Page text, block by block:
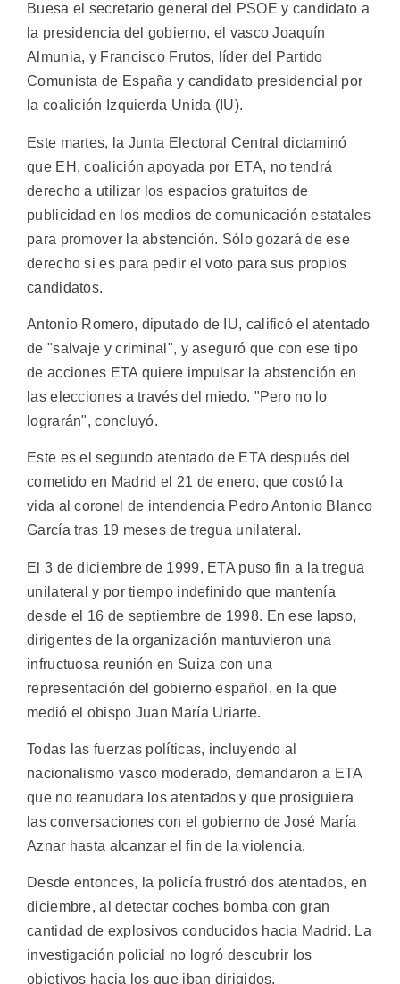
Buesa el secretario general del PSOE y candidato a
la presidencia del gobierno, el vasco Joaquín
Almunia, y Francisco Frutos, líder del Partido
Comunista de España y candidato presidencial por
la coalición Izquierda Unida (IU).
Este martes, la Junta Electoral Central dictaminó
que EH, coalición apoyada por ETA, no tendrá
derecho a utilizar los espacios gratuitos de
publicidad en los medios de comunicación estatales
para promover la abstención. Sólo gozará de ese
derecho si es para pedir el voto para sus propios
candidatos.
Antonio Romero, diputado de IU, calificó el atentado
de "salvaje y criminal", y aseguró que con ese tipo
de acciones ETA quiere impulsar la abstención en
las elecciones a través del miedo. "Pero no lo
lograrán", concluyó.
Este es el segundo atentado de ETA después del
cometido en Madrid el 21 de enero, que costó la
vida al coronel de intendencia Pedro Antonio Blanco
García tras 19 meses de tregua unilateral.
El 3 de diciembre de 1999, ETA puso fin a la tregua
unilateral y por tiempo indefinido que mantenía
desde el 16 de septiembre de 1998. En ese lapso,
dirigentes de la organización mantuvieron una
infructuosa reunión en Suiza con una
representación del gobierno español, en la que
medió el obispo Juan María Uriarte.
Todas las fuerzas políticas, incluyendo al
nacionalismo vasco moderado, demandaron a ETA
que no reanudara los atentados y que prosiguiera
las conversaciones con el gobierno de José María
Aznar hasta alcanzar el fin de la violencia.
Desde entonces, la policía frustró dos atentados, en
diciembre, al detectar coches bomba con gran
cantidad de explosivos conducidos hacia Madrid. La
investigación policial no logró descubrir los
objetivos hacia los que iban dirigidos.